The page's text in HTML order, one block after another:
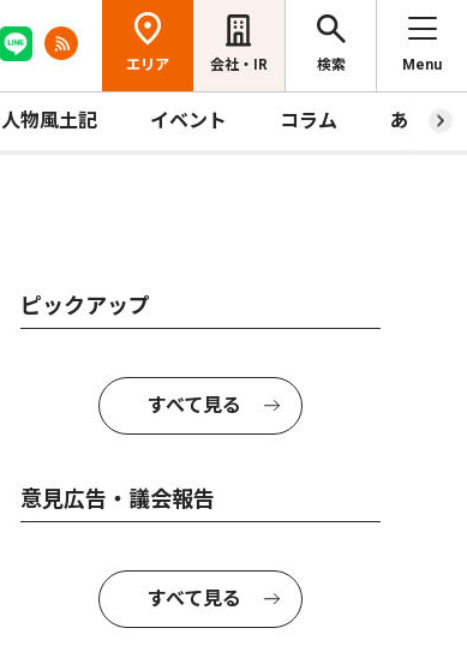
エリア 会社・IR 検索 Menu
人物風土記 イベント コラム あっと
ピックアップ
すべて見る
意見広告・議会報告
すべて見る